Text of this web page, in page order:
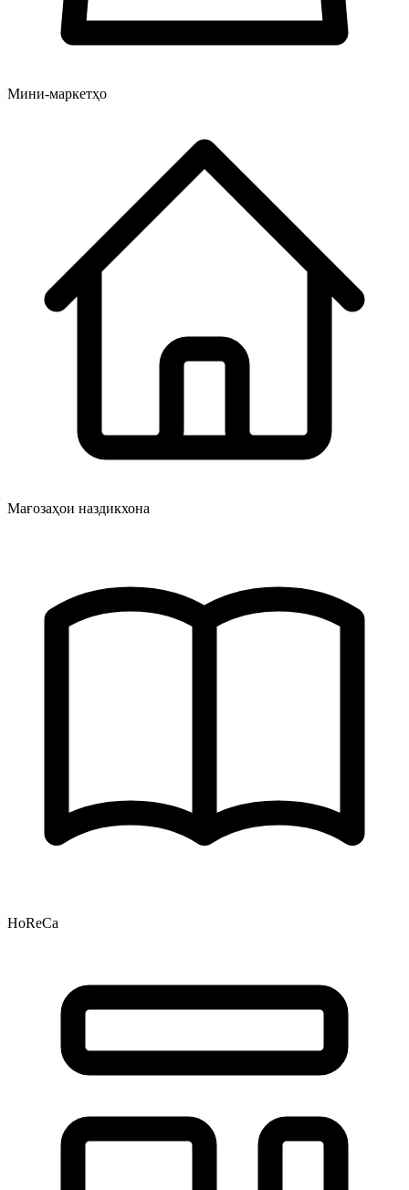
Мини-маркетҳо
Мағозаҳои наздикхона
HoReCa